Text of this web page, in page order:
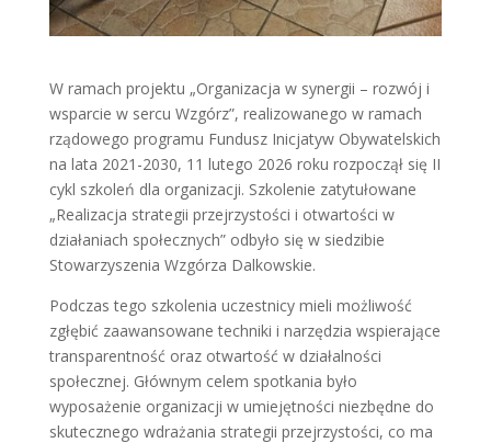
W ramach projektu „Organizacja w synergii – rozwój i
wsparcie w sercu Wzgórz”, realizowanego w ramach
rządowego programu Fundusz Inicjatyw Obywatelskich
na lata 2021-2030, 11 lutego 2026 roku rozpoczął się II
cykl szkoleń dla organizacji. Szkolenie zatytułowane
„Realizacja strategii przejrzystości i otwartości w
działaniach społecznych” odbyło się w siedzibie
Stowarzyszenia Wzgórza Dalkowskie.
Podczas tego szkolenia uczestnicy mieli możliwość
zgłębić zaawansowane techniki i narzędzia wspierające
transparentność oraz otwartość w działalności
społecznej. Głównym celem spotkania było
wyposażenie organizacji w umiejętności niezbędne do
skutecznego wdrażania strategii przejrzystości, co ma